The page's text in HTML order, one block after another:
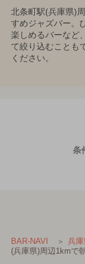
北条町駅(兵庫県)
すめジャズバー。
楽しめるバーなど
て絞り込むことも
ください。
条
BAR-NAVI 兵庫
(兵庫県)周辺1kmで